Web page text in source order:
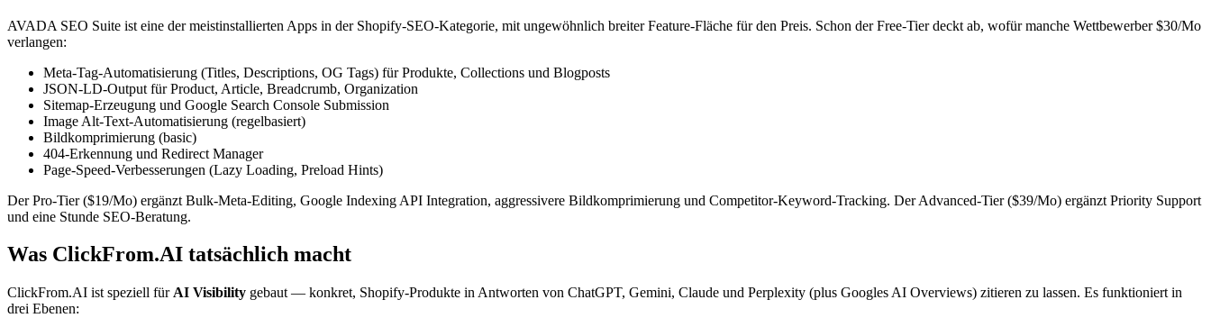
AVADA SEO Suite ist eine der meistinstallierten Apps in der Shopify-SEO-Kategorie, mit ungewöhnlich breiter Feature-Fläche für den Preis. Schon der Free-Tier deckt ab, wofür manche Wettbewerber $30/Mo
verlangen:
Meta-Tag-Automatisierung (Titles, Descriptions, OG Tags) für Produkte, Collections und Blogposts
JSON-LD-Output für Product, Article, Breadcrumb, Organization
Sitemap-Erzeugung und Google Search Console Submission
Image Alt-Text-Automatisierung (regelbasiert)
Bildkomprimierung (basic)
404-Erkennung und Redirect Manager
Page-Speed-Verbesserungen (Lazy Loading, Preload Hints)
Der Pro-Tier ($19/Mo) ergänzt Bulk-Meta-Editing, Google Indexing API Integration, aggressivere Bildkomprimierung und Competitor-Keyword-Tracking. Der Advanced-Tier ($39/Mo) ergänzt Priority Support
und eine Stunde SEO-Beratung.
Was ClickFrom.AI tatsächlich macht
ClickFrom.AI ist speziell für AI Visibility gebaut — konkret, Shopify-Produkte in Antworten von ChatGPT, Gemini, Claude und Perplexity (plus Googles AI Overviews) zitieren zu lassen. Es funktioniert in
drei Ebenen: